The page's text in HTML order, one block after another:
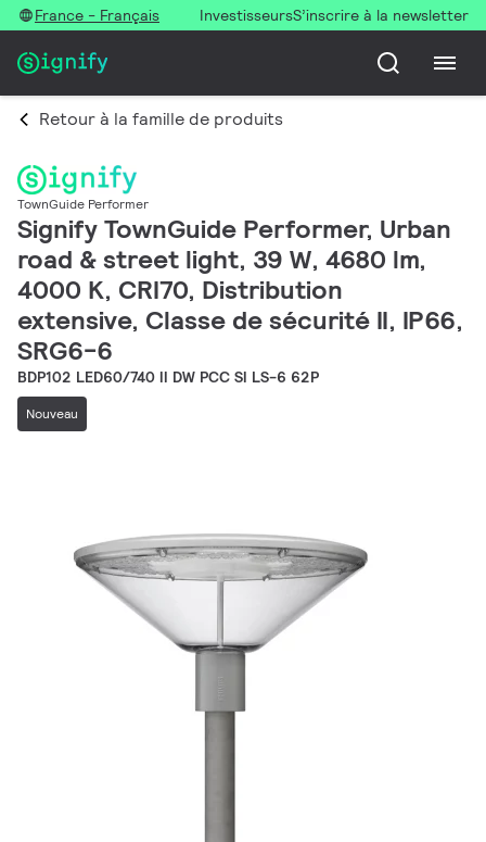
France - Français InvestisseursS’inscrire à la newsletter
Retour à la famille de produits
TownGuide Performer
Signify TownGuide Performer, Urban
road & street light, 39 W, 4680 lm,
4000 K, CRI70, Distribution
extensive, Classe de sécurité II, IP66,
SRG6-6
BDP102 LED60/740 II DW PCC SI LS-6 62P
Nouveau